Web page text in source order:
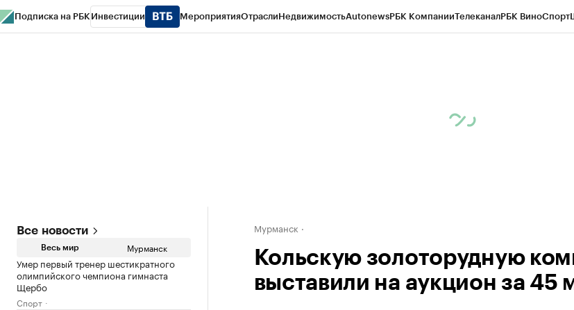
Подписка на РБК Инвестиции МероприятияОтраслиНедвижимостьAutonewsРБК КомпанииТелеканалРБК ВиноСпорт
Все новости
Весь мир Мурманск
Умер первый тренер шестикратного
олимпийского чемпиона гимнаста
Щербо
Спорт
Мурманск
Кольскую золоторудную
выставили на аукцион за 45